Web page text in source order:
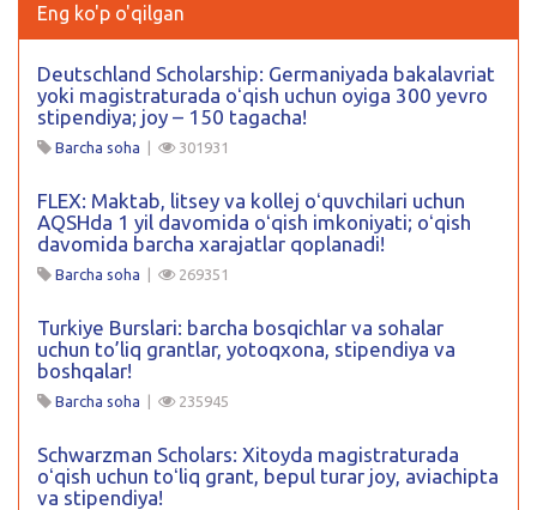
Eng ko'p o'qilgan
Deutschland Scholarship: Germaniyada bakalavriat
yoki magistraturada oʻqish uchun oyiga 300 yevro
stipendiya; joy – 150 tagacha!
Barcha soha | 301931
FLEX: Maktab, litsey va kollej oʻquvchilari uchun
AQSHda 1 yil davomida oʻqish imkoniyati; oʻqish
davomida barcha xarajatlar qoplanadi!
Barcha soha | 269351
Turkiye Burslari: barcha bosqichlar va sohalar
uchun to’liq grantlar, yotoqxona, stipendiya va
boshqalar!
Barcha soha | 235945
Schwarzman Scholars: Xitoyda magistraturada
oʻqish uchun toʻliq grant, bepul turar joy, aviachipta
va stipendiya!